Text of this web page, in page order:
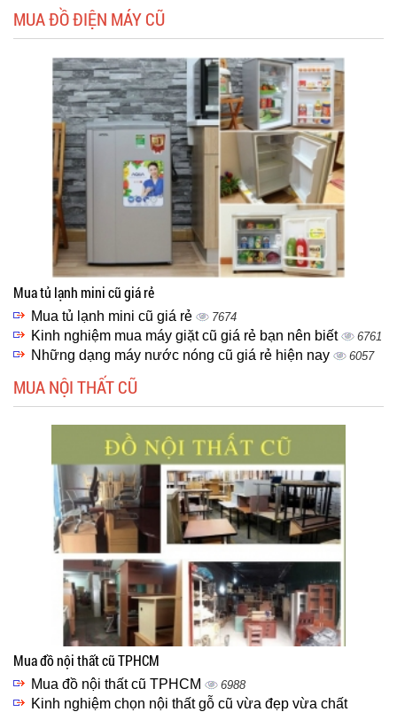
MUA ĐỒ ĐIỆN MÁY CŨ
Mua tủ lạnh mini cũ giá rẻ
Mua tủ lạnh mini cũ giá rẻ 7674
Kinh nghiệm mua máy giặt cũ giá rẻ bạn nên biết 6761
Những dạng máy nước nóng cũ giá rẻ hiện nay 6057
MUA NỘI THẤT CŨ
Mua đồ nội thất cũ TPHCM
Mua đồ nội thất cũ TPHCM 6988
Kinh nghiệm chọn nội thất gỗ cũ vừa đẹp vừa chất